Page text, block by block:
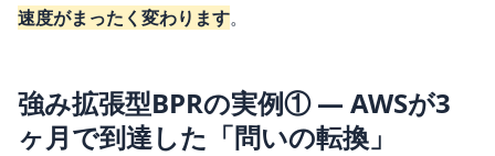
速度がまったく変わります。
強み拡張型BPRの実例① ― AWSが3
ヶ月で到達した「問いの転換」